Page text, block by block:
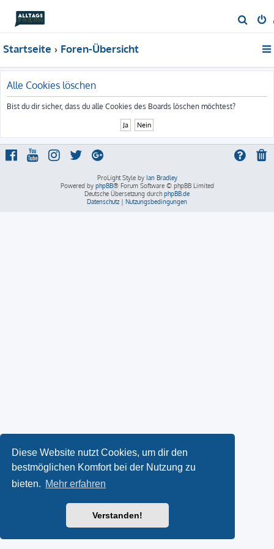
Diese Website nutzt Cookies, um dir den
bestmöglichen Komfort bei der Nutzung zu
bieten. Mehr erfahren
Verstanden!
u
Startseite Foren-Übersicht
Alle Cookies löschen
Bist du dir sicher, dass du alle Cookies des Boards löschen möchtest?
ProLight Style by Ian Bradley
Powered by phpBB® Forum Software © phpBB Limited
Deutsche Übersetzung durch phpBB.de
Datenschutz | Nutzungsbedingungen